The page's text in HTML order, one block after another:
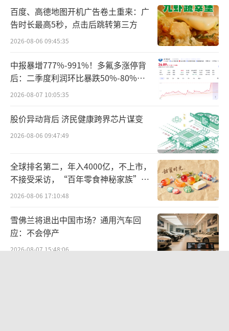
百度、高德地图开机广告卷土重来：广
告时长最高5秒，点击后跳转第三方
2026-08-06 09:45:35
中报暴增777%-991%！多氟多涨停背
后：二季度利润环比暴跌50%-80%，
是黄金坑还是陷阱？
2026-08-07 10:05:35
股价异动背后 济民健康跨界芯片谋变
2026-08-06 09:47:49
全球排名第二，年入4000亿，不上市，
不接受采访，“百年零食神秘家族”浮
出水面？
2026-08-06 17:10:48
雪佛兰将退出中国市场？通用汽车回
应：不会停产
2026-08-07 15:48:06